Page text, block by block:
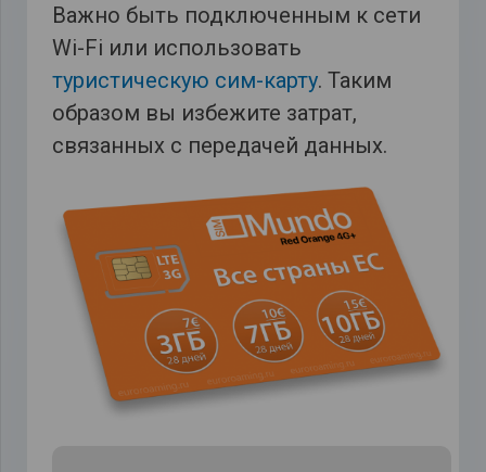
Важно быть подключенным к сети
Wi-Fi или использовать
туристическую сим-карту. Таким
образом вы избежите затрат,
связанных с передачей данных.